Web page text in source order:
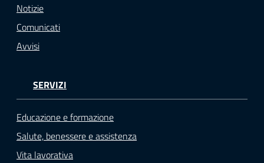
Notizie
Comunicati
Avvisi
SERVIZI
Educazione e formazione
Salute, benessere e assistenza
Vita lavorativa